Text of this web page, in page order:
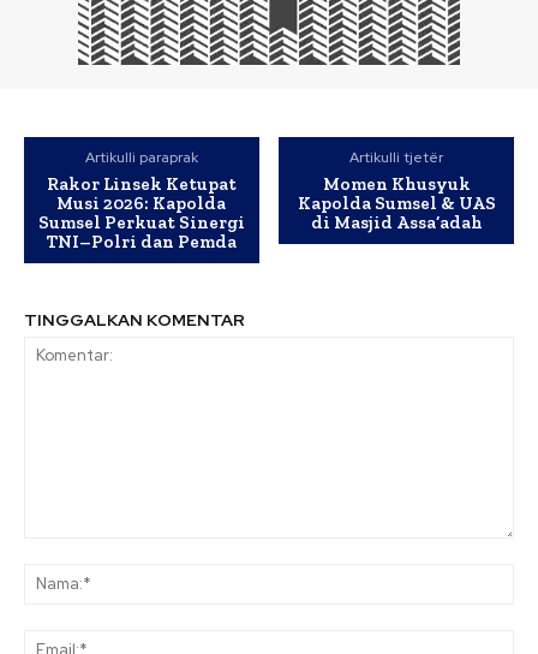
Artikulli paraprak
Rakor Linsek Ketupat
Musi 2026: Kapolda
Sumsel Perkuat Sinergi
TNI–Polri dan Pemda
Artikulli tjetër
Momen Khusyuk
Kapolda Sumsel & UAS
di Masjid Assa’adah
TINGGALKAN KOMENTAR